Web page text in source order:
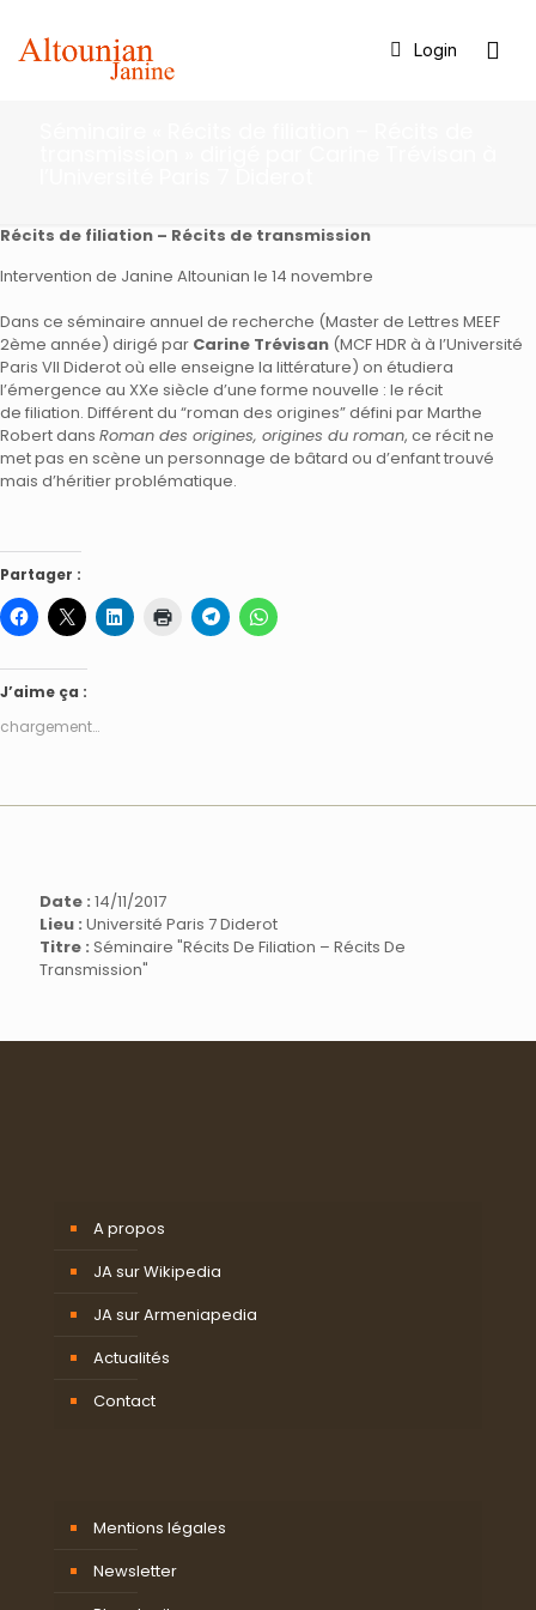
Login
Récits de filiation – Récits de transmission
Intervention de Janine Altounian le 14 novembre
Dans ce séminaire annuel de recherche (Master de Lettres MEEF
2ème année) dirigé par Carine Trévisan (MCF HDR à à l’Université
Paris VII Diderot où elle enseigne la littérature) on étudiera
l’émergence au XXe siècle d’une forme nouvelle : le récit
de filiation. Différent du “roman des origines” défini par Marthe
Robert dans Roman des origines, origines du roman, ce récit ne
met pas en scène un personnage de bâtard ou d’enfant trouvé
mais d’héritier problématique.
Partager :
J’aime ça :
chargement…
Date : 14/11/2017
Lieu : Université Paris 7 Diderot
Titre : Séminaire "Récits De Filiation – Récits De
Transmission"
A propos
JA sur Wikipedia
JA sur Armeniapedia
Actualités
Contact
Mentions légales
Newsletter